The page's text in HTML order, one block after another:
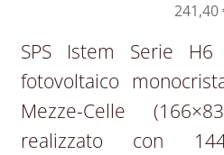
241,40
SPS Istem Serie
fotovoltaico
Mezze-Celle
realizzato con